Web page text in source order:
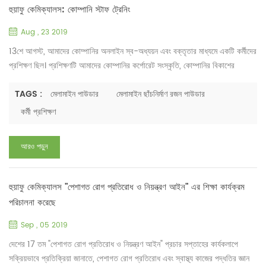
হুয়াফু কেমিক্যালস: কোম্পানি স্টাফ ট্রেনিং
Aug , 23 2019
13শে আগস্ট, আমাদের কোম্পানির অনলাইন স্ব-অধ্যয়ন এবং বক্তৃতার মাধ্যমে একটি কর্মীদের
প্রশিক্ষণ ছিল। প্রশিক্ষণটি আমাদের কোম্পানির কর্পোরেট সংস্কৃতি, কোম্পানির বিকাশের
কোম্পানির জেনারেল ম্যানেজার কোম্পানীর উন্নয়নের ইতিহাস এবং মেলামাইন যৌগ তৈরির
প্রক্রিয়াটি স্পষ্টভাবে উপস্থাপন করেছেন। তিনি তার বহু বছরের কাজের অভিজ্ঞতাও শ...
TAGS : মেলামাইন পাউডার
মেলামাইন ছাঁচনির্মাণ রজন পাউডার
কর্মী প্রশিক্ষণ
আরও পড়ুন
হুয়াফু কেমিক্যালস "পেশাগত রোগ প্রতিরোধ ও নিয়ন্ত্রণ আইন" এর শিক্ষা কার্যক্রম
পরিচালনা করেছে
Sep , 05 2019
দেশের 17 তম "পেশাগত রোগ প্রতিরোধ ও নিয়ন্ত্রণ আইন" প্রচার সপ্তাহের কার্যকলাপে
সক্রিয়ভাবে প্রতিক্রিয়া জানাতে, পেশাগত রোগ প্রতিরোধ এবং স্বাস্থ্য কাজের পদ্ধতির জ্ঞান